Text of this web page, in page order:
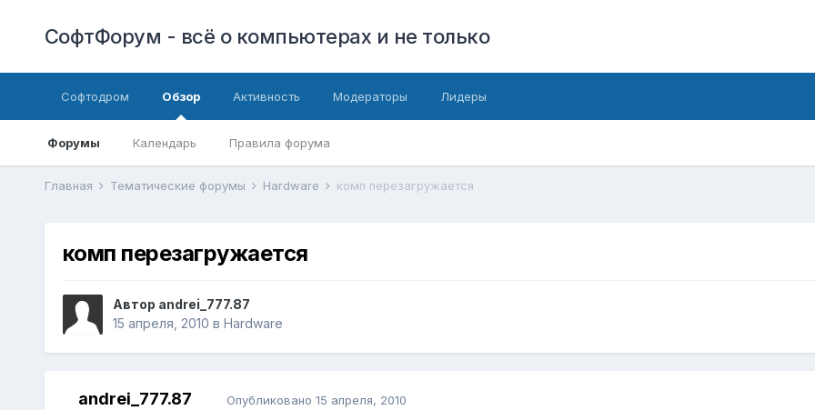
СофтФорум - всё о компьютерах и не только
Софтодром Обзор
Форумы Календарь Правила форума
Активность Модераторы Лидеры
Главная Тематические форумы Hardware комп перезагружается
комп перезагружается
Автор andrei_777.87
15 апреля, 2010 в Hardware
andrei_777.87 Опубликовано 15 апреля, 2010